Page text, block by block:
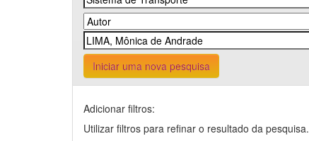
Iniciar uma nova pesquisa
Adicionar filtros:
Utilizar filtros para refinar o resultado da pesquisa.